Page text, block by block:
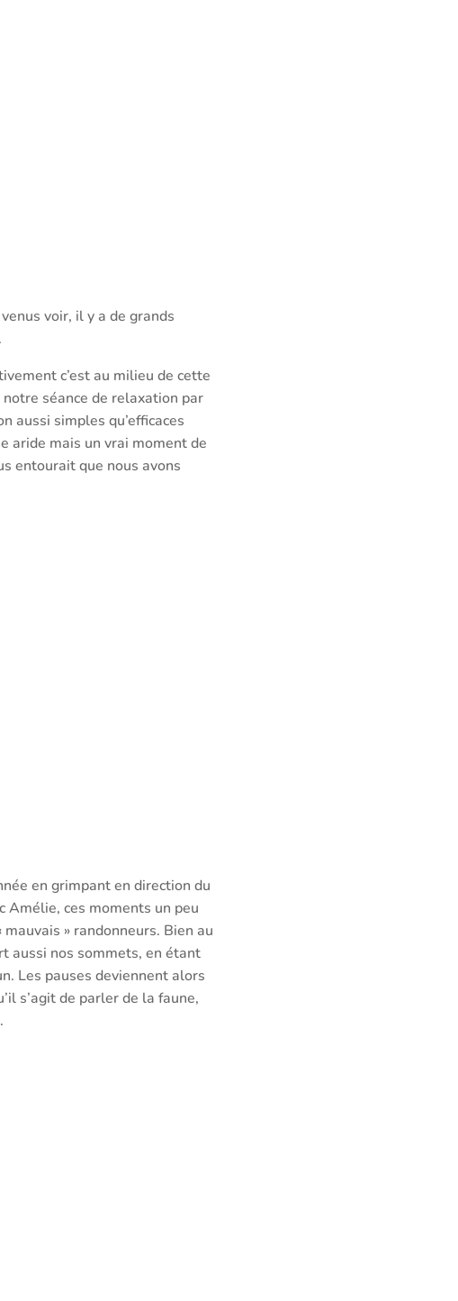
voir, il y a de grands
c’est au milieu de cette
séance de relaxation par
aussi simples qu’efficaces
aride mais un vrai moment de
entourait que nous avons
en grimpant en direction du
Amélie, ces moments un peu
» randonneurs. Bien au
aussi nos sommets, en étant
Les pauses deviennent alors
s’agit de parler de la faune,